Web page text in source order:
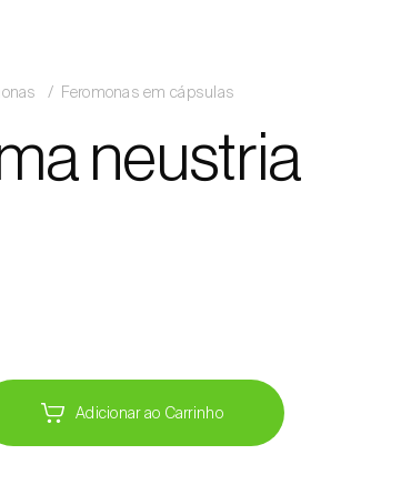
Feromonas em cápsulas
neustria
Adicionar ao Carrinho